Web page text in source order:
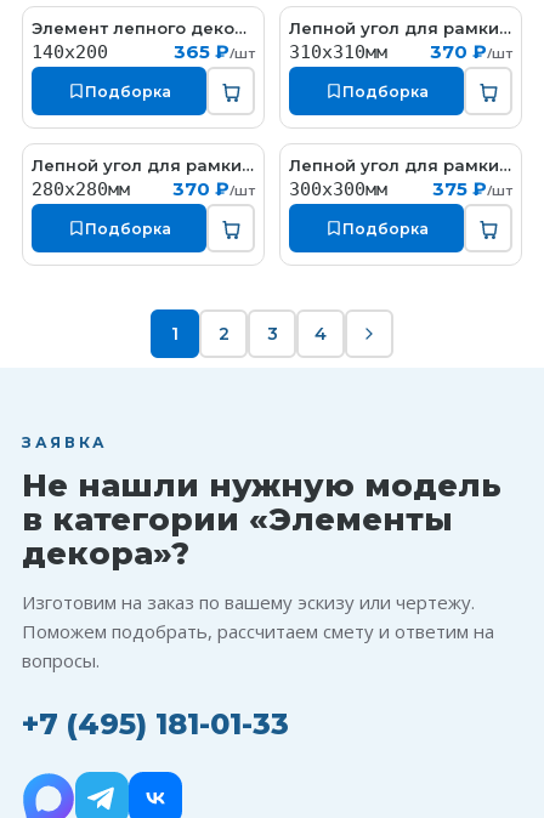
ED126Элемент лепного декора
140x200 365 ₽/шт
Подборка
ED143Лепной угол для рамки из гипса
310х310мм 370 ₽/шт
Подборка
ED151Лепной угол для рамки из гипса
280x280мм 370 ₽/шт
Подборка
ED150Лепной угол для рамки из гипса
300х300мм 375 ₽/шт
Подборка
1 2 3 4
ЗАЯВКА
Не нашли нужную модель
в категории «Элементы
декора»?
Изготовим на заказ по вашему эскизу или чертежу.
Поможем подобрать, рассчитаем смету и ответим на
вопросы.
+7 (495) 181-01-33